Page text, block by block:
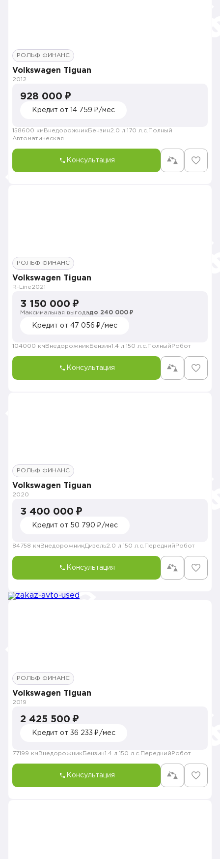
РОЛЬФ ФИНАНС
Volkswagen Tiguan
2012
928 000 ₽
Кредит от 14 759 ₽/мес
158600 км Внедорожник Бензин2.0 л. 170 л.с. Полный
Автоматическая
Консультация
РОЛЬФ ФИНАНС
Volkswagen Tiguan
R-Line2021
3 150 000 ₽
Максимальная выгодадо 240 000 ₽
Кредит от 47 056 ₽/мес
104000 км Внедорожник Бензин1.4 л. 150 л.с. Полный Робот
Консультация
РОЛЬФ ФИНАНС
Volkswagen Tiguan
2020
3 400 000 ₽
Кредит от 50 790 ₽/мес
84758 км ВнедорожникДизель2.0 л. 150 л.с. Передний Робот
Консультация
РОЛЬФ ФИНАНС
Volkswagen Tiguan
2019
2 425 500 ₽
Кредит от 36 233 ₽/мес
77199 км Внедорожник Бензин1.4 л. 150 л.с. Передний Робот
Консультация